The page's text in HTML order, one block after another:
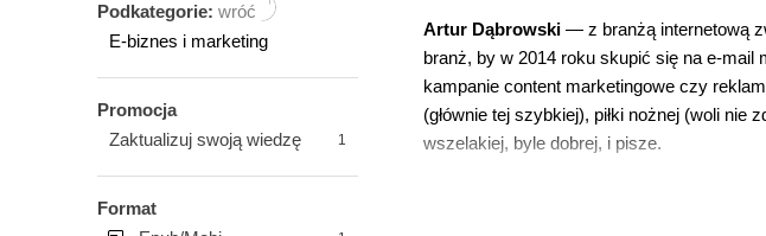
Podkategorie: wróć
E-biznes i marketing
Promocja
Zaktualizuj swoją wiedzę
1
Format
Artur Dąbrowski — z branżą internetową
branż, by w 2014 roku skupić się na e-
kampanie content marketingowe czy
(głównie tej szybkiej), piłki nożnej (woli
wszelakiej, byle dobrej, i pisze.